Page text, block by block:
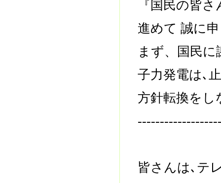
『国民の皆
進めて 誠に
まず、国民
子力発電は､
方針転換をし
皆さんは､テ